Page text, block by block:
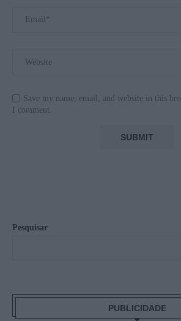
Save my name, email, and website in this
I comment.
Pesquisar
PUBLICIDADE